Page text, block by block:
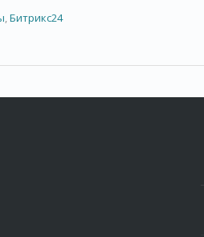
,Битрикс24